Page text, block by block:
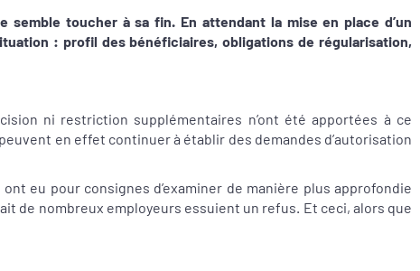
semble toucher à sa fin. En attendant la mise en place d’un
: profil des bénéficiaires, obligations de régularisation,
ni restriction supplémentaires n’ont été apportées à ce
en effet continuer à établir des demandes d’autorisation
eu pour consignes d’examiner de manière plus approfondie
de nombreux employeurs essuient un refus. Et ceci, alors que